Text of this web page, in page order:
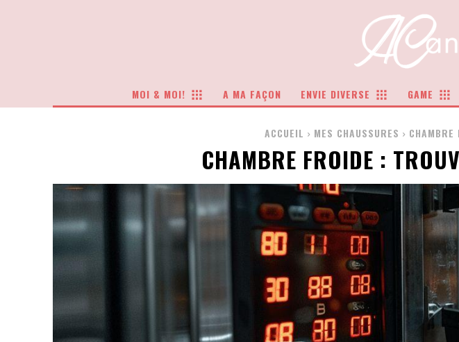
MOI & MOI! A MA FAÇON ENVIE DIVERSE GAME
ACCUEIL MES CHAUSSURES
CHAMBRE FROIDE :